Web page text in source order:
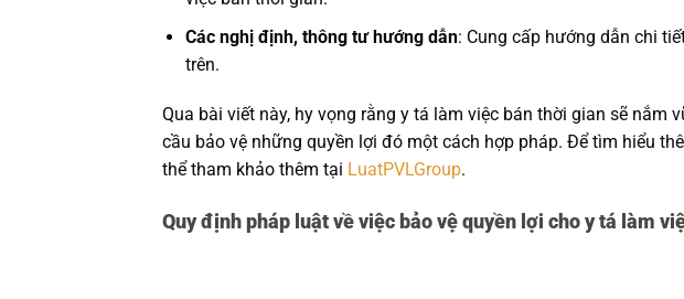
Các nghị định, thông tư hướng dẫn: Cung cấp hướng dẫn chi
trên.
Qua bài viết này, hy vọng rằng y tá làm việc bán thời gian sẽ nắm
cầu bảo vệ những quyền lợi đó một cách hợp pháp. Để tìm hiểu
thể tham khảo thêm tại LuatPVLGroup.
Quy định pháp luật về việc bảo vệ quyền lợi cho y tá làm